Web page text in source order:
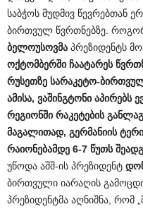
საბჭოს მუდმივ წევრებთან
ბირთვულ წვრთნებზე.
ბელოუსოვმა პრეზიდენტს
ოქტომბერში ჩაატარეს
რუსეთზე სარაკეტო-
ამისა, ვაშინგტონი აპირებს
რეგიონში რაკეტების
მაგალითად, გერმანიის
რაიონებამდე 6-7 წუთს
უწოდა აშშ-ის პრეზიდენტ
ბირთვული იარაღის
პრეზიდენტმა აღნიშნა, რომ